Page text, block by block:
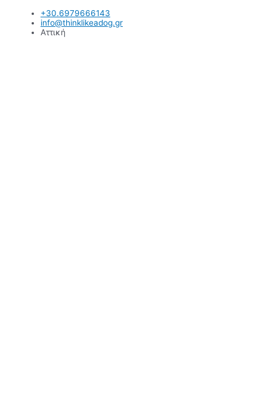
Μετάβαση
περιεχόμενο
+30.6979666143
info@thinklikeadog.gr
Αττική